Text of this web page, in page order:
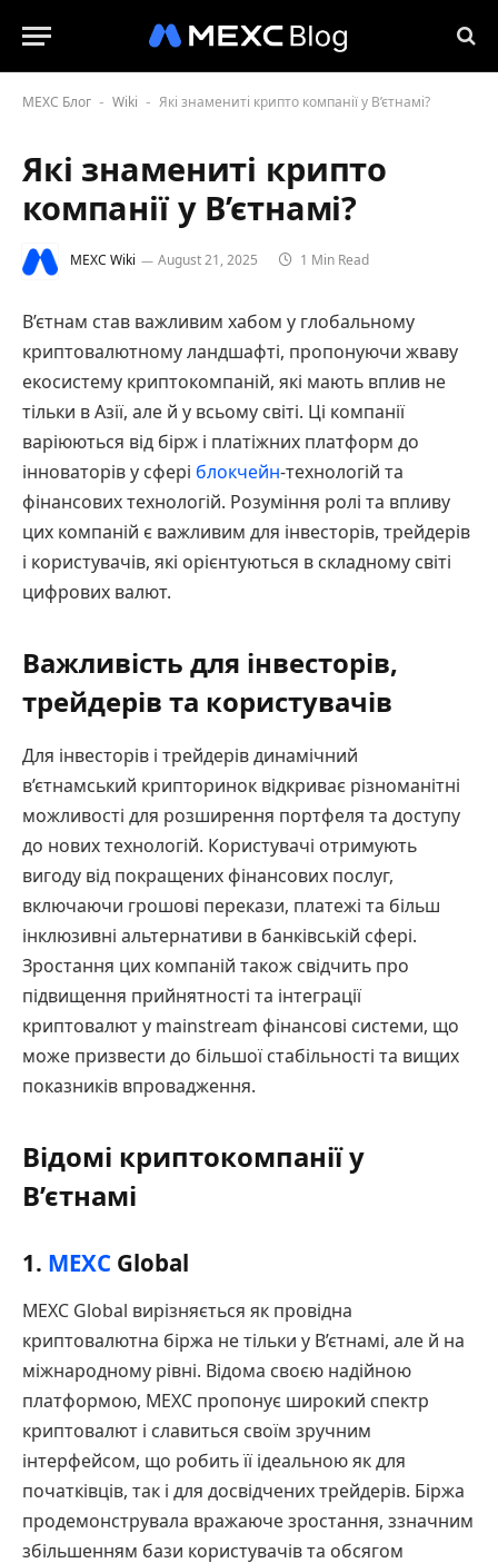
MEXC Блог - Wiki - Які знамениті крипто компанії у В’єтнамі?
Які знамениті крипто
компанії у В’єтнамі?
MEXC Wiki August 21, 2025 1 Min Read
В’єтнам став важливим хабом у глобальному
криптовалютному ландшафті, пропонуючи жваву
екосистему криптокомпаній, які мають вплив не
тільки в Азії, але й у всьому світі. Ці компанії
варіюються від бірж і платіжних платформ до
інноваторів у сфері блокчейн-технологій та
фінансових технологій. Розуміння ролі та впливу
цих компаній є важливим для інвесторів, трейдерів
і користувачів, які орієнтуються в складному світі
цифрових валют.
Важливість для інвесторів,
трейдерів та користувачів
Для інвесторів і трейдерів динамічний
в’єтнамський крипторинок відкриває різноманітні
можливості для розширення портфеля та доступу
до нових технологій. Користувачі отримують
вигоду від покращених фінансових послуг,
включаючи грошові перекази, платежі та більш
інклюзивні альтернативи в банківській сфері.
Зростання цих компаній також свідчить про
підвищення прийнятності та інтеграції
криптовалют у mainstream фінансові системи, що
може призвести до більшої стабільності та вищих
показників впровадження.
Відомі криптокомпанії у
В’єтнамі
1. MEXC Global
MEXC Global вирізняється як провідна
криптовалютна біржа не тільки у В’єтнамі, але й на
міжнародному рівні. Відома своєю надійною
платформою, MEXC пропонує широкий спектр
криптовалют і славиться своїм зручним
інтерфейсом, що робить її ідеальною як для
початківців, так і для досвідчених трейдерів. Біржа
продемонструвала вражаюче зростання, ззначним
збільшенням бази користувачів та обсягом